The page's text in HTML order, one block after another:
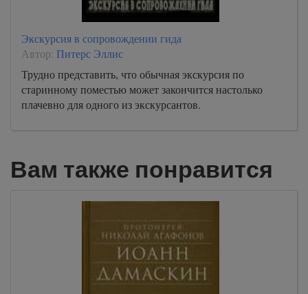
Экскурсия в сопровождении гида
Автор: Питерс Эллис
Трудно представить, что обычная экскурсия по
старинному поместью может закончится настолько
плачевно для одного из экскурсантов.
Вам также понравится